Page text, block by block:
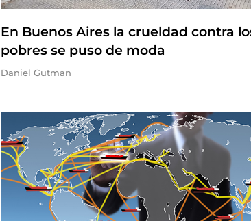
En Buenos Aires la crueldad contra
pobres se puso de moda
Daniel Gutman